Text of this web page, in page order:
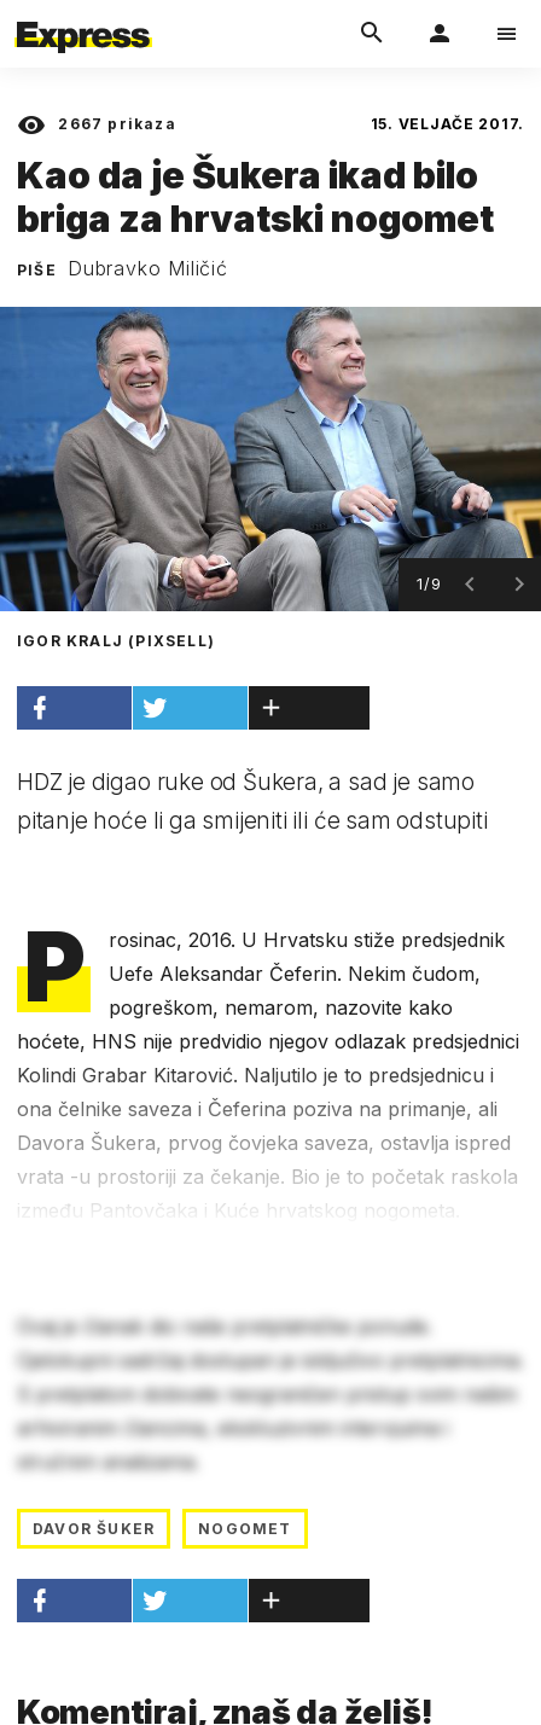
2667 prikaza 15. VELJAČE 2017.
Kao da je Šukera ikad bilo
briga za hrvatski nogomet
PIŠE Dubravko Miličić
1/9
IGOR KRALJ (PIXSELL)
HDZ je digao ruke od Šukera, a sad je samo
pitanje hoće li ga smijeniti ili će sam odstupiti
P
rosinac, 2016. U Hrvatsku stiže predsjednik
Uefe Aleksandar Čeferin. Nekim čudom,
pogreškom, nemarom, nazovite kako
hoćete, HNS nije predvidio njegov odlazak predsjednici
Kolindi Grabar Kitarović. Naljutilo je to predsjednicu i
ona čelnike saveza i Čeferina poziva na primanje, ali
Davora Šukera, prvog čovjeka saveza, ostavlja ispred
vrata -u prostoriji za čekanje. Bio je to početak raskola
između Pantovčaka i Kuće hrvatskog nogometa.
Ovaj je članak dio naše pretplatničke ponude.
Cjelokupni sadržaj dostupan je isključivo pretplatnicima.
S pretplatom dobivate neograničen pristup svim našim
arhiviranim člancima, ekskluzivnim intervjuima i
stručnim analizama.
DAVOR ŠUKER NOGOMET
Komentiraj, znaš da želiš!